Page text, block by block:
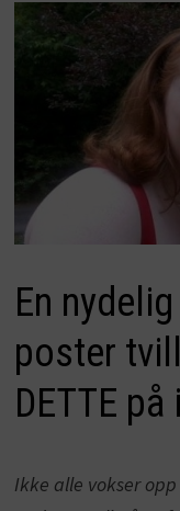
En
poster
DETTE
Ikke alle vokser